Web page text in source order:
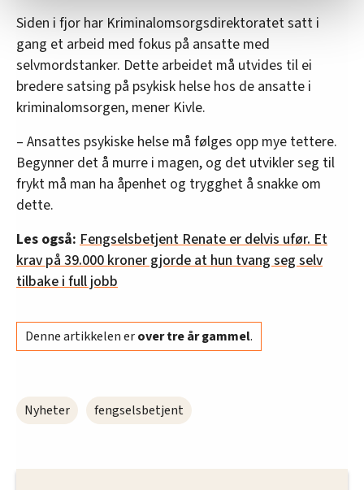
Vi deler bare informasjon om hvordan du bruker
nettstedet med LO Medias egne samarbeidspartnere
innenfor analyse og annonsering. Disse er angitt i
oversikten lengre ned på denne siden.
Siden i fjor har Kriminalomsorgsdirektoratet satt i
gang et arbeid med fokus på ansatte med
selvmordstanker. Dette arbeidet må utvides til ei
bredere satsing på psykisk helse hos de ansatte i
kriminalomsorgen, mener Kivle.
– Ansattes psykiske helse må følges opp mye tettere.
Begynner det å murre i magen, og det utvikler seg til
frykt må man ha åpenhet og trygghet å snakke om
dette.
Les også: Fengselsbetjent Renate er delvis ufør. Et
krav på 39.000 kroner gjorde at hun tvang seg selv
tilbake i full jobb
Denne artikkelen erover tre år gammel.
Nyheter fengselsbetjent